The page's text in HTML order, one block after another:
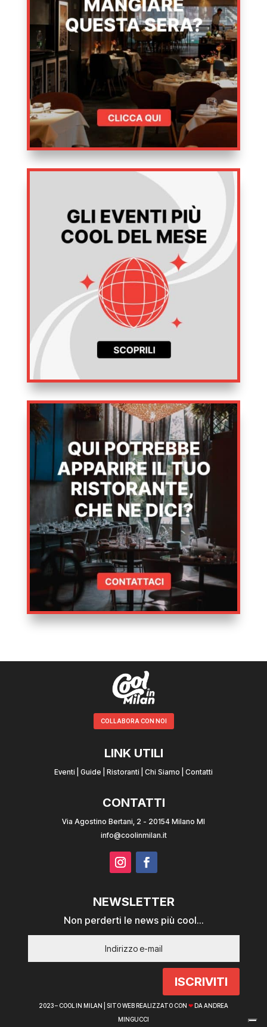
COLLABORA CON NOI
LINK UTILI
Eventi Guide Ristoranti Chi Siamo Contatti
CONTATTI
Via Agostino Bertani, 2 - 20154 Milano MI
info@coolinmilan.it
NEWSLETTER
Non perderti le news più cool...
ISCRIVITI
2023 – COOL IN MILAN | SITO WEB REALIZZATO CON ❤ DA ANDREA
MINGUCCI